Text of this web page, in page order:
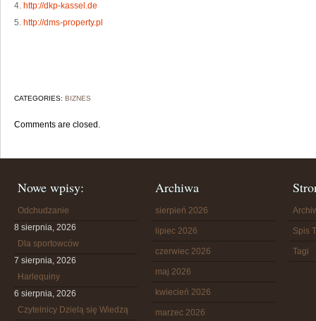
4. http://dkp-kassel.de
5. http://dms-property.pl
CATEGORIES: BIZNES
Comments are closed.
Nowe wpisy:
Odchudzanie
8 sierpnia, 2026
Dla sportowców
7 sierpnia, 2026
Harlequiny
6 sierpnia, 2026
Czytelnicy Dzielą się Wiedzą
Archiwa
sierpień 2026
lipiec 2026
czerwiec 2026
maj 2026
kwiecień 2026
marzec 2026
Spis
Tagi